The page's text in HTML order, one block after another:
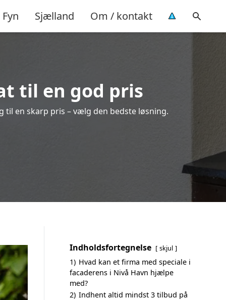
Fyn Sjælland Om / kontakt
til en god pris
til en skarp pris – vælg den bedste løsning.
Indholdsfortegnelse skjul
1) Hvad kan et firma med speciale i
facaderens i Nivå Havn hjælpe
med?
2) Indhent altid mindst 3 tilbud på